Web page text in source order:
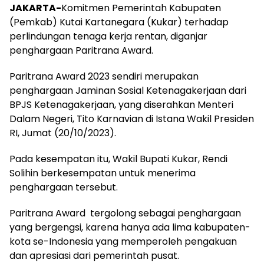
JAKARTA-Komitmen Pemerintah Kabupaten
(Pemkab) Kutai Kartanegara (Kukar) terhadap
perlindungan tenaga kerja rentan, diganjar
penghargaan Paritrana Award.
Paritrana Award 2023 sendiri merupakan
penghargaan Jaminan Sosial Ketenagakerjaan dari
BPJS Ketenagakerjaan, yang diserahkan Menteri
Dalam Negeri, Tito Karnavian di Istana Wakil Presiden
RI, Jumat (20/10/2023).
Pada kesempatan itu, Wakil Bupati Kukar, Rendi
Solihin berkesempatan untuk menerima
penghargaan tersebut.
Paritrana Award tergolong sebagai penghargaan
yang bergengsi, karena hanya ada lima kabupaten-
kota se-Indonesia yang memperoleh pengakuan
dan apresiasi dari pemerintah pusat.